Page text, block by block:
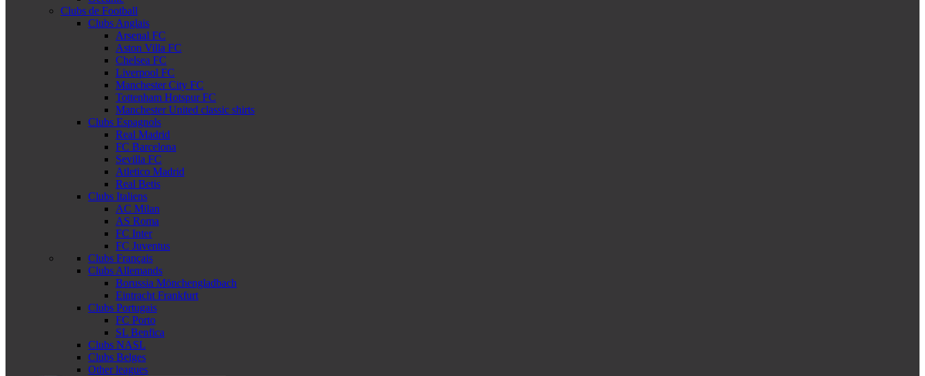
Clubs de Football
Clubs Anglais
Arsenal FC
Aston Villa FC
Chelsea FC
Liverpool FC
Manchester City FC
Tottenham Hotspur FC
Manchester United classic shirts
Clubs Espagnols
Real Madrid
FC Barcelona
Sevilla FC
Atletico Madrid
Real Betis
Clubs Italiens
AC Milan
AS Roma
FC Inter
FC Juventus
Clubs Français
Clubs Allemands
Borussia Mönchengladbach
Eintracht Frankfurt
Clubs Portugais
FC Porto
SL Benfica
Clubs NASL
Clubs Belges
Other leagues